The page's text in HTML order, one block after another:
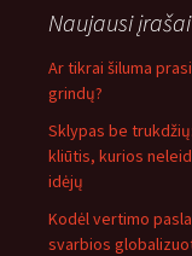
Naujausi įrašai
Ar tikrai šiluma
grindų?
Sklypas be
kliūtis, kurios
idėjų
Kodėl vertimo
svarbios